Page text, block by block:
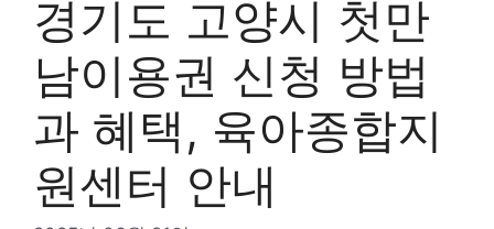
경기도 고양시 첫만
남이용권 신청 방법
과 혜택, 육아종합지
원센터 안내